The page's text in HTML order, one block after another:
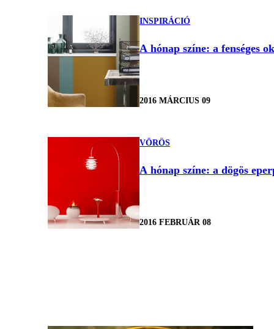
INSPIRÁCIÓ
A hónap színe: a fenséges
2016 MÁRCIUS 09
VÖRÖS
A hónap színe: a dögös
2016 FEBRUÁR 08